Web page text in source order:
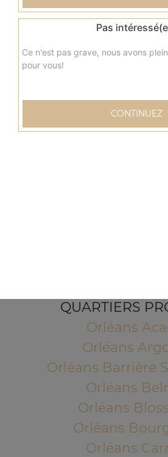
QUARTIERS
Orléans
Orléans
Orléans Barrière
Orléans
Orléans
Orléans
Orléans
Pas
Ce n'est pas grave, nous avons
pour vous!
CONTINUEZ